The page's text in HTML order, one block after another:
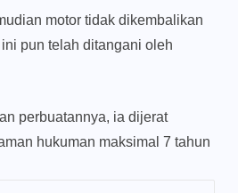
motor tidak dikembalikan
pun telah ditangani oleh
perbuatannya, ia dijerat
hukuman maksimal 7 tahun